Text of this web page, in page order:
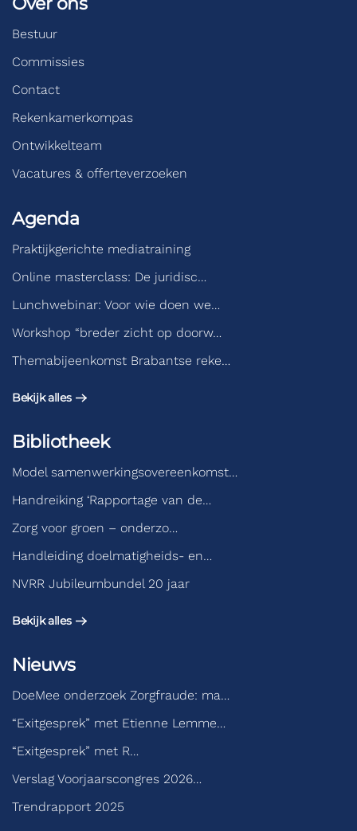
Bestuur
Commissies
Contact
Rekenkamerkompas
Ontwikkelteam
Vacatures & offerteverzoeken
Agenda
Praktijkgerichte mediatraining
Online masterclass: De juridisc…
Lunchwebinar: Voor wie doen we…
Workshop “breder zicht op doorw…
Themabijeenkomst Brabantse reke…
Bekijk alles
Bibliotheek
Model samenwerkingsovereenkomst…
Handreiking ‘Rapportage van de…
Zorg voor groen – onderzo…
Handleiding doelmatigheids- en…
NVRR Jubileumbundel 20 jaar
Bekijk alles
Nieuws
DoeMee onderzoek Zorgfraude: ma…
“Exitgesprek” met Etienne Lemme…
“Exitgesprek” met R…
Verslag Voorjaarscongres 2026…
Trendrapport 2025